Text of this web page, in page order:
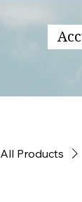
All Products